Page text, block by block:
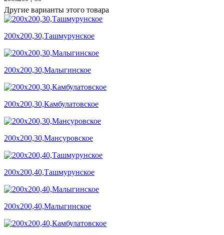
Другие варианты этого товара
200х200,30,Ташмурунское
200х200,30,Малыгинское
200х200,30,Камбулатовское
200х200,30,Мансуровское
200х200,40,Ташмурунское
200х200,40,Малыгинское